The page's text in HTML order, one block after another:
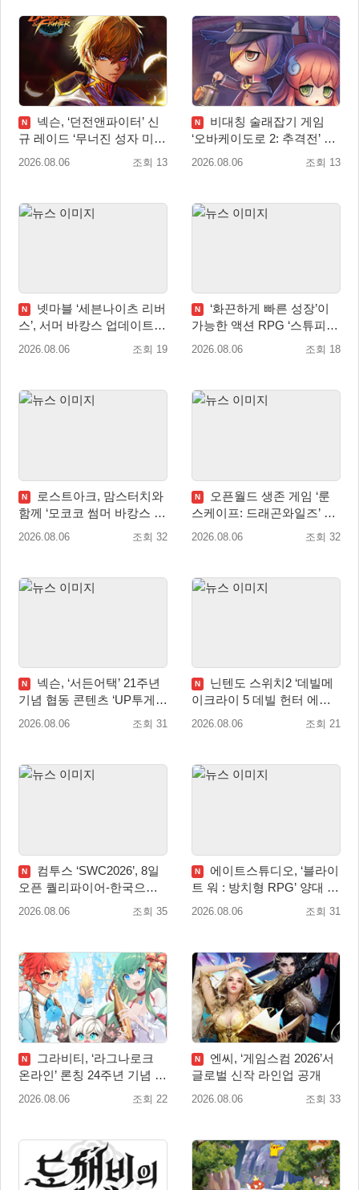
N
넥슨, ‘던전앤파이터’ 신
규 레이드 ‘무너진 성자 미카
엘라’ 업데이트!
2026.08.06 조회 13
N
비대칭 술래잡기 게임
‘오바케이도로 2: 추격전’ 닌
텐도 eShop 출시
2026.08.06 조회 13
N
넷마블 ‘세븐나이츠 리버
스’, 서머 바캉스 업데이트
실시
2026.08.06 조회 19
N
‘화끈하게 빠른 성장’이
가능한 액션 RPG ‘스튜피드
네버 다이즈’ 패키지판 예약
2026.08.06 조회 18
N
로스트아크, 맘스터치와
함께 ‘모코코 썸머 바캉스 세
트’ 출시
2026.08.06 조회 32
N
오픈월드 생존 게임 ‘룬
스케이프: 드래곤와일즈’ 대
규모 유저 편의성 개선 및 사
2026.08.06 조회 32
N
넥슨, ‘서든어택’ 21주년
기념 협동 콘텐츠 ‘UP투게
더’ 업데이트
2026.08.06 조회 31
N
닌텐도 스위치2 ‘데빌메
이크라이 5 데빌 헌터 에디
션’ 패키지 제품 8월 7일 예
2026.08.06 조회 21
N
컴투스 ‘SWC2026’, 8일
오픈 퀄리파이어-한국으로
시즌 개막!
2026.08.06 조회 35
N
에이트스튜디오, ‘블라이
트 워 : 방치형 RPG’ 양대 마
켓 인기 순위 1위 달성
2026.08.06 조회 31
N
그라비티, ‘라그나로크
온라인’ 론칭 24주년 기념 특
별 감사 축제 실시!
2026.08.06 조회 22
N
엔씨, ‘게임스컴 2026’서
글로벌 신작 라인업 공개
2026.08.06 조회 33